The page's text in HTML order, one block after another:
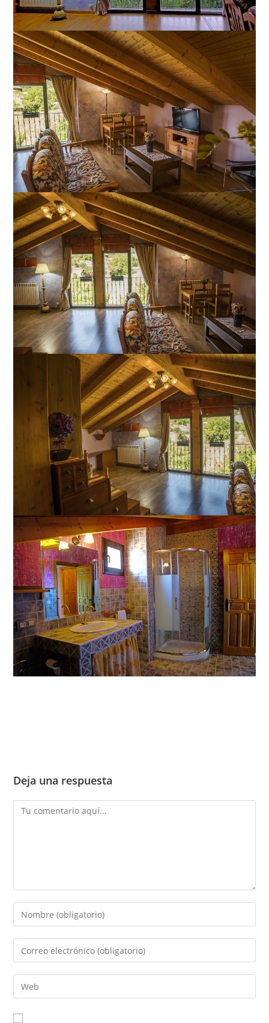
Deja una respuesta
Comentario
Introduce
tu
nombre
de
usuario
para
Introduce
tu
dirección
de
electrónico
Introduce
la
URL